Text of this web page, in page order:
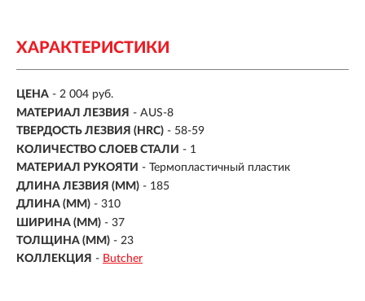
ХАРАКТЕРИСТИКИ
ЦЕНА - 2 004 руб.
МАТЕРИАЛ ЛЕЗВИЯ - AUS-8
ТВЕРДОСТЬ ЛЕЗВИЯ (HRC) - 58-59
КОЛИЧЕСТВО СЛОЕВ СТАЛИ - 1
МАТЕРИАЛ РУКОЯТИ - Термопластичный пластик
ДЛИНА ЛЕЗВИЯ (ММ) - 185
ДЛИНА (ММ) - 310
ШИРИНА (ММ) - 37
ТОЛЩИНА (ММ) - 23
КОЛЛЕКЦИЯ - Butcher